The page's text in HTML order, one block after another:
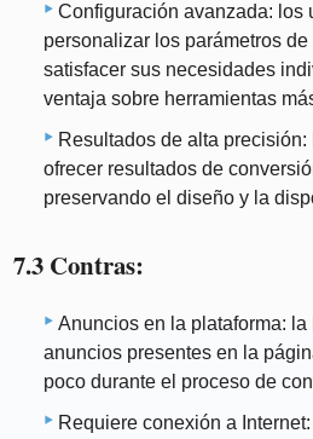
Configuración avanzada: los
personalizar los parámetros
satisfacer sus necesidades
ventaja sobre herramientas
Resultados de alta
ofrecer resultados de
preservando el diseño y la
7.3 Contras:
Anuncios en la plataforma:
anuncios presentes en la
poco durante el proceso de
Requiere conexión a